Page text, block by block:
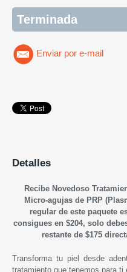
Terminada
Enviar por e-mail
Detalles
Recibe Novedoso
Micro-agujas de PRP
regular de este paquete
consigues en $204, solo
restante de $175
Transforma tu piel desde
tratamiento que tenemos para ti